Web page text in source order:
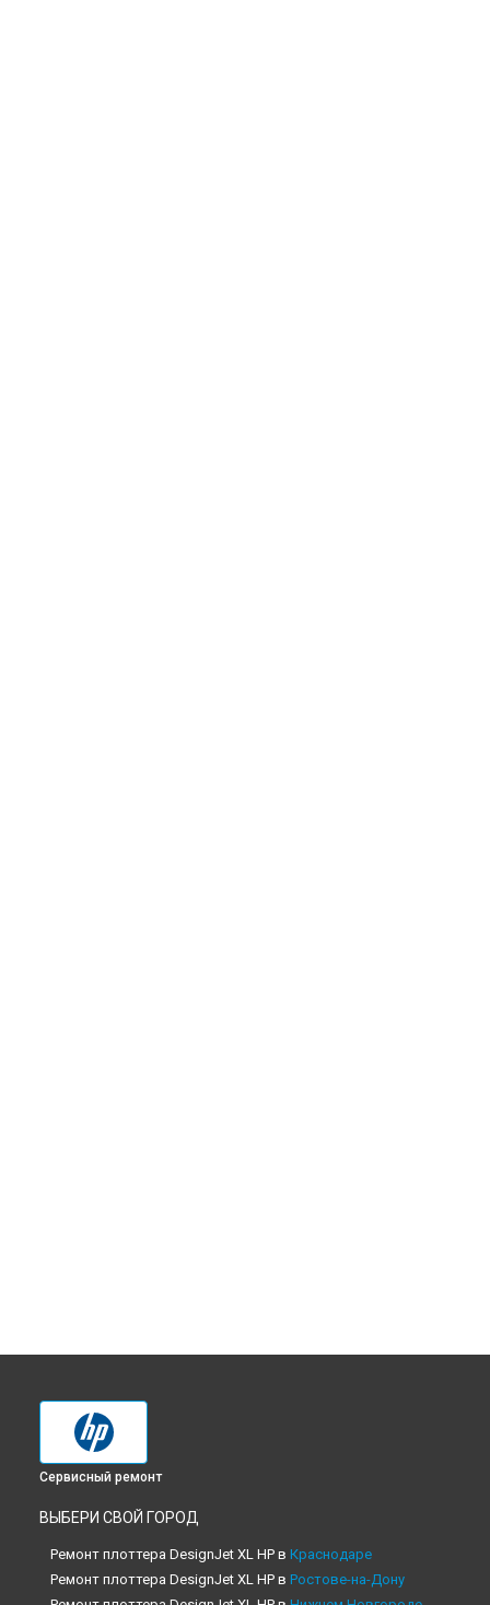
Сервисный ремонт
ВЫБЕРИ СВОЙ ГОРОД
Ремонт плоттера DesignJet XL HP в Краснодаре
Ремонт плоттера DesignJet XL HP в Ростове-на-Дону